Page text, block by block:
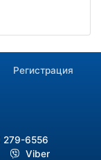
Регистрация
279-6556
Viber